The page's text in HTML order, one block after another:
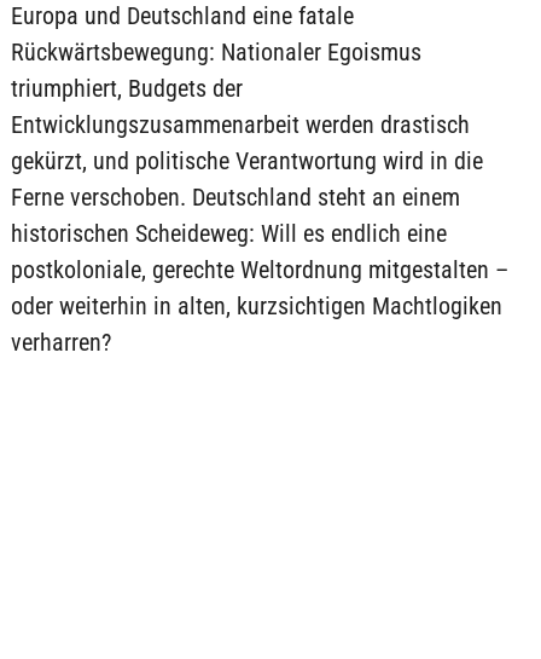
Europa und Deutschland eine fatale
Rückwärtsbewegung: Nationaler Egoismus
triumphiert, Budgets der
Entwicklungszusammenarbeit werden drastisch
gekürzt, und politische Verantwortung wird in die
Ferne verschoben. Deutschland steht an einem
historischen Scheideweg: Will es endlich eine
postkoloniale, gerechte Weltordnung mitgestalten –
oder weiterhin in alten, kurzsichtigen Machtlogiken
verharren?